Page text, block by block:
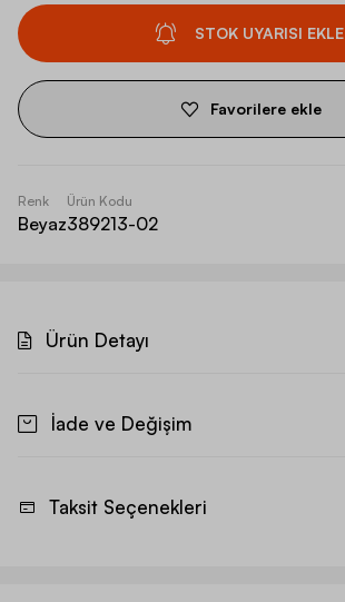
STOK UYARISI EKLE
Favorilere ekle
Renk
Beyaz
Ürün Kodu
389213-02
Ürün Detayı
İade ve Değişim
Taksit Seçenekleri